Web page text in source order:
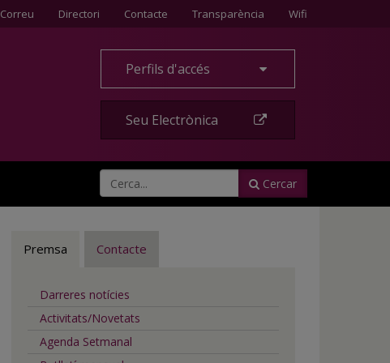
Correu Directori Contacte
Contacte Transparència Wifi
Perfils d'accés
Seu Electrònica
Cercar
Premsa Contacte
Darreres notícies
Activitats/Novetats
Agenda Setmanal